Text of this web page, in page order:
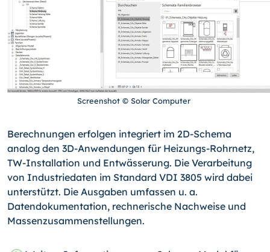
Screenshot © Solar Computer
Berechnungen erfolgen integriert im 2D-Schema
analog den 3D-Anwendungen für Heizungs-Rohrnetz,
TW-Installation und Entwässerung. Die Verarbeitung
von Industriedaten im Standard VDI 3805 wird dabei
unterstützt. Die Ausgaben umfassen u. a.
Datendokumentation, rechnerische Nachweise und
Massenzusammenstellungen.